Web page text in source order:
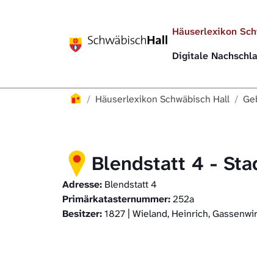
Häuserlexikon
Digitale
Häuserlexikon
Häuserlexikon Schwäbisch Hall
Blendstatt 4 -
Adresse: Blendstatt 4
Primärkatasternummer:252a
Besitzer:1827 | Wieland, Heinrich,